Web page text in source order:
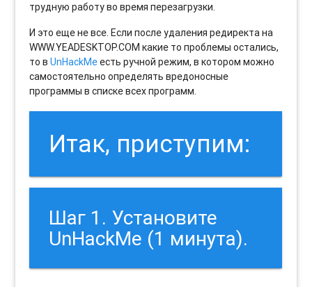
трудную работу во время перезагрузки.
И это еще не все. Если после удаления редиректа на
WWW.YEADESKTOP.COM какие то проблемы остались,
то вUnHackMeесть ручной режим, в котором можно
самостоятельно определять вредоносные
программы в списке всех программ.
Итак, приступим:
Шаг 1. Установите
UnHackMe (1 минута).